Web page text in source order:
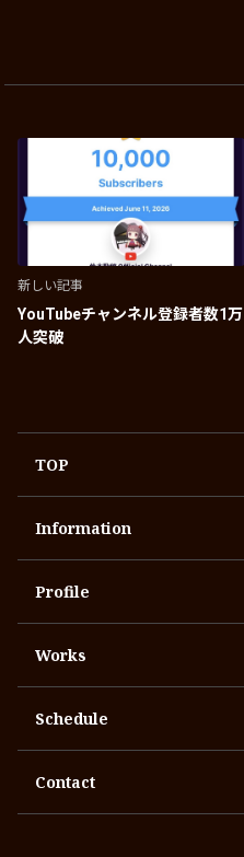
新しい記事
YouTubeチャンネル登録者数1万
人突破
TOP
Information
Profile
Works
Schedule
Contact